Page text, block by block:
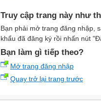
Truy cập trang này như
Bạn phải mở trang đăng nhập,
khẩu đã đăng ký rồi nhấn nút
Bạn làm gì tiếp theo?
Mở trang đăng nhập
Quay trở lại trang trước